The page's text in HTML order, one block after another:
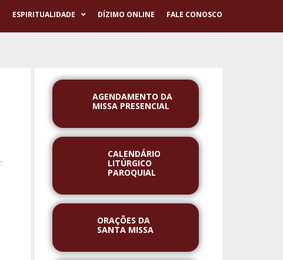
ESPIRITUALIDADE DÍZIMO ONLINE FALE CONOSCO
AGENDAMENTO DA
MISSA PRESENCIAL
CALENDÁRIO
LITÚRGICO
PAROQUIAL
ORAÇÕES DA
SANTA MISSA